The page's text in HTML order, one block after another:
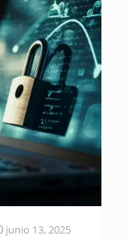
junio 13, 2025